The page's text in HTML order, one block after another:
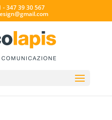
- 347 39 30 567